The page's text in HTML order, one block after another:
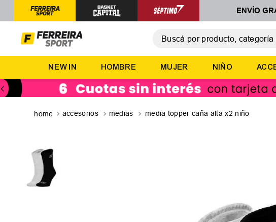
ENVÍO
TÉRMINOS
2.
zapatillas
3
basquet
NEW IN HOMBRE MUJER NIÑO
accesorios medias media topper caña alta x2 niño